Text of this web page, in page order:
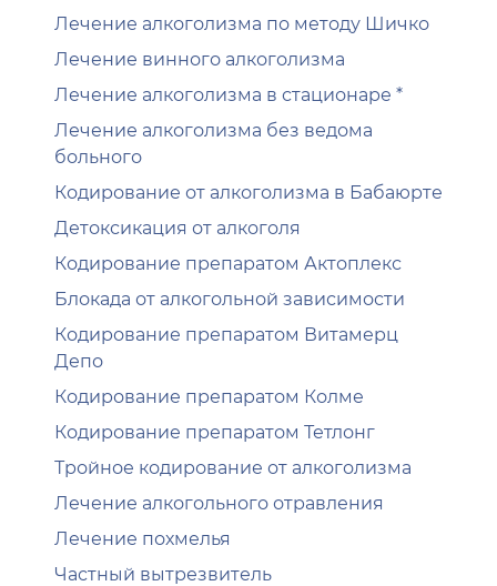
Лечение алкоголизма по методу Шичко
Лечение винного алкоголизма
Лечение алкоголизма в стационаре *
Лечение алкоголизма без ведома
больного
Кодирование от алкоголизма в Бабаюрте
Детоксикация от алкоголя
Кодирование препаратом Актоплекс
Блокада от алкогольной зависимости
Кодирование препаратом Витамерц
Депо
Кодирование препаратом Колме
Кодирование препаратом Тетлонг
Тройное кодирование от алкоголизма
Лечение алкогольного отравления
Лечение похмелья
Частный вытрезвитель